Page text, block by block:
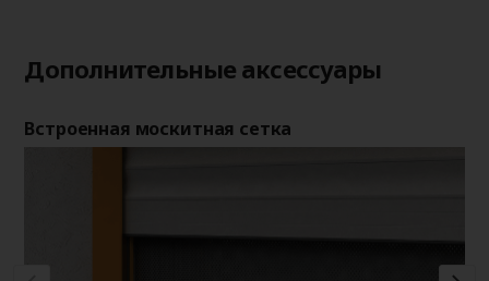
Дополнительные аксессуары
Встроенная москитная сетка